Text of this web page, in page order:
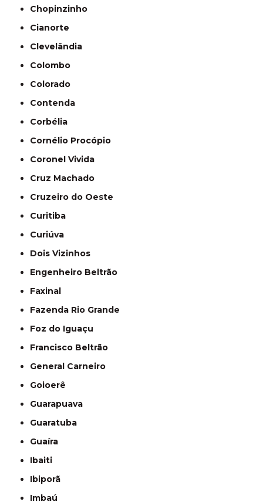
Chopinzinho
Cianorte
Clevelândia
Colombo
Colorado
Contenda
Corbélia
Cornélio Procópio
Coronel Vivida
Cruz Machado
Cruzeiro do Oeste
Curitiba
Curiúva
Dois Vizinhos
Engenheiro Beltrão
Faxinal
Fazenda Rio Grande
Foz do Iguaçu
Francisco Beltrão
General Carneiro
Goioerê
Guarapuava
Guaratuba
Guaíra
Ibaiti
Ibiporã
Imbaú